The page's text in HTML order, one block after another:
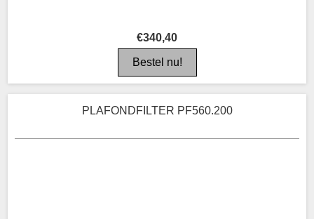
€340,40
PLAFONDFILTER PF560.200